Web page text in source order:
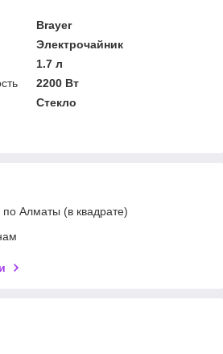
Brayer
Электрочайник
1.7 л
2200 Вт
Стекло
по Алматы (в квадрате)